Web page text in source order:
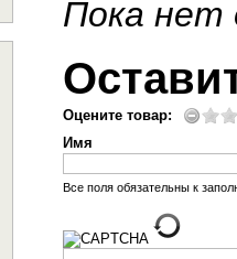
Пока нет
Оцените товар:
Имя
Все поля обязательны к